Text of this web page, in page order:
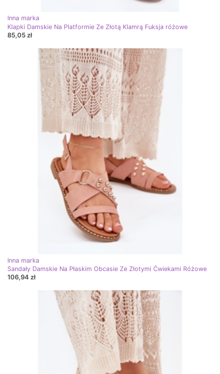
Inna marka
Klapki Damskie Na Platformie Ze Złotą Klamrą Fuksja różowe
85,05 zł
Inna marka
Sandały Damskie Na Płaskim Obcasie Ze Złotymi Ćwiekami Różowe
106,94 zł